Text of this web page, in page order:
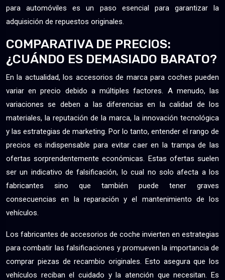
para automóviles es un paso esencial para garantizar la
adquisición de repuestos originales.
COMPARATIVA DE PRECIOS:
¿CUÁNDO ES DEMASIADO BARATO?
En la actualidad, los accesorios de marca para coches pueden
variar en precio debido a múltiples factores. A menudo, las
variaciones se deben a las diferencias en la calidad de los
materiales, la reputación de la marca, la innovación tecnológica
y las estrategias de marketing. Por lo tanto, entender el rango de
precios es indispensable para evitar caer en la trampa de las
ofertas sorprendentemente económicas. Estas ofertas suelen
ser un indicativo de falsificación, lo cual no solo afecta a los
fabricantes sino que también puede tener graves
consecuencias en la reparación y el mantenimiento de los
vehículos.
Los fabricantes de accesorios de coche invierten en estrategias
para combatir las falsificaciones y promueven la importancia de
comprar piezas de recambio originales. Esto asegura que los
vehículos reciban el cuidado y la atención que necesitan. Es